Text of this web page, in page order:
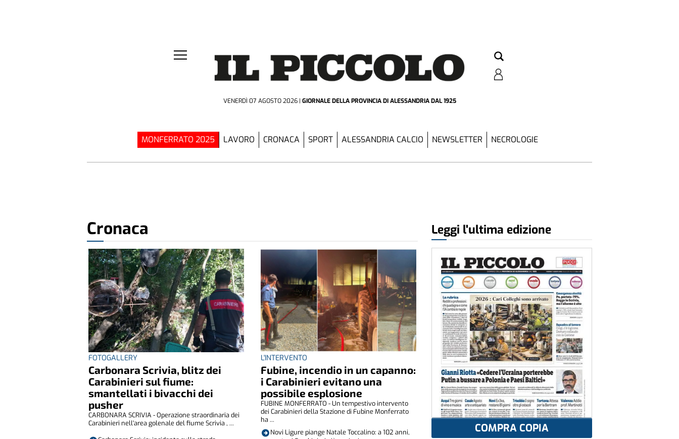
VENERDÌ 07 AGOSTO 2026 GIORNALE DELLA PROVINCIADI ALESSANDRIA DAL 1925
MONFERRATO 2025 LAVORO CRONACA SPORT ALESSANDRIA CALCIO NEWSLETTER NECROLOGIE
Cronaca
FOTOGALLERY
Carbonara Scrivia, blitz dei
Carabinieri sul fiume:
smantellati i bivacchi dei
pusher
CARBONARA SCRIVIA - Operazione straordinaria dei
Carabinieri nell'area golenale del fiume Scrivia , ...
L'INTERVENTO
Fubine, incendio in un capanno:
i Carabinieri evitano una
possibile esplosione
FUBINE MONFERRATO - Un tempestivo intervento
dei Carabinieri della Stazione di Fubine Monferrato
ha ...
Novi Ligure piange Natale Toccalino: a 102 anni,
Leggi l'ultima edizione
COMPRA COPIA